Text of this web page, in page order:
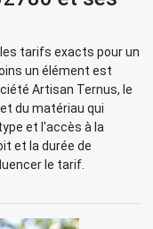
tarifs exacts pour un
un élément est
Artisan Ternus, le
du matériau qui
et l'accès à la
et la durée de
le tarif.